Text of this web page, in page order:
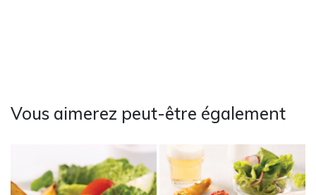
Vous aimerez peut-être également